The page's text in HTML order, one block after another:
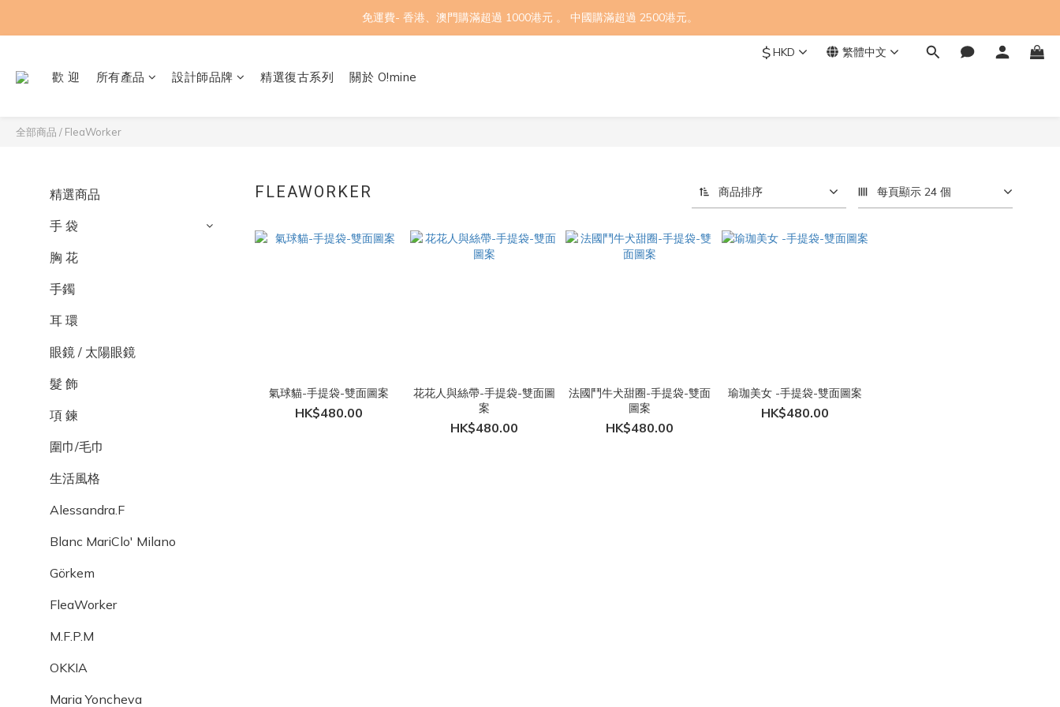
免運費- 香港、澳門購滿超過 1000港元 。 中國購滿超過 2500港元。
$HKD 繁體中文
歡 迎 所有產品 設計師品牌 精選復古系列 關於 O!mine
全部商品 / FleaWorker
精選商品
手 袋
胸 花
手鐲
耳 環
眼鏡 / 太陽眼鏡
髮 飾
項 鍊
圍巾/毛巾
生活風格
Alessandra.F
Blanc MariClo' Milano
Görkem
FleaWorker
M.F.P.M
OKKIA
Maria Yoncheva
FLEAWORKER 商品排序 每頁顯示 24 個
氣球貓-手提袋-雙面圖案
HK$480.00
花花人與絲帶-手提袋-雙面圖
案
HK$480.00
法國鬥牛犬甜圈-手提袋-雙面
圖案
HK$480.00
瑜珈美女 -手提袋-雙面圖案
HK$480.00